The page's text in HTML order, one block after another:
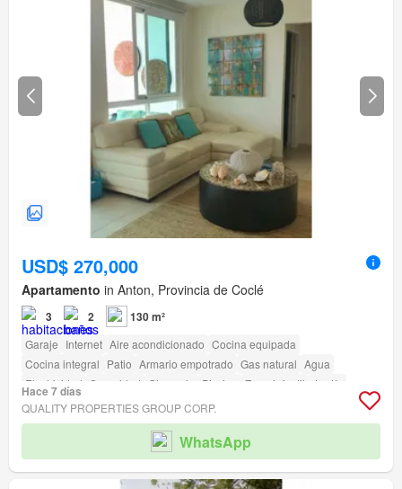
USD$ 270,000
Apartamento in Anton, Provincia de Coclé
3 2 130 m²
Garaje Internet Aire acondicionado Cocina equipada
Cocina integral Patio Armario empotrado Gas natural Agua
Electricidad Seguridad Gimnasio Piscina Zona infantil
Jardín
Parrilla
Acceso para personas con discapacidad
Hace 7 días
QUALITY PROPERTIES GROUP CORP.
WhatsApp